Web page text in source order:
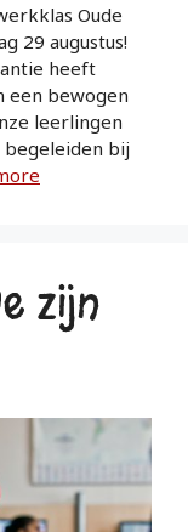
Oude
29 augustus!
heeft
een bewogen
leerlingen
bij
zijn